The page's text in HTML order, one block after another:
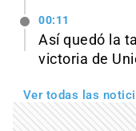
00:11
Así quedó la
victoria de
Ver todas las